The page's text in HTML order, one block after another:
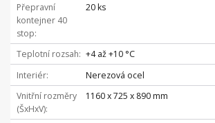
Přepravní
kontejner 40
stop
20 ks
Teplotní rozsah
+4 až +10 °C
Interiér
Nerezová ocel
Vnitřní rozměry
(ŠxHxV)
1160 x 725 x 890 mm